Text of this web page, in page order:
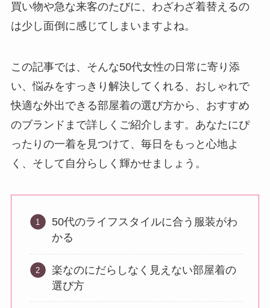
買い物や急な来客のたびに、わざわざ着替えるの
は少し面倒に感じてしまいますよね。
この記事では、そんな50代女性の日常に寄り添
い、悩みをすっきり解決してくれる、おしゃれで
快適な外出できる部屋着の選び方から、おすすめ
のブランドまで詳しくご紹介します。あなたにぴ
ったりの一着を見つけて、毎日をもっと心地よ
く、そして自分らしく輝かせましょう。
50代のライフスタイルに合う服装がわ
かる
楽なのにだらしなく見えない部屋着の
選び方